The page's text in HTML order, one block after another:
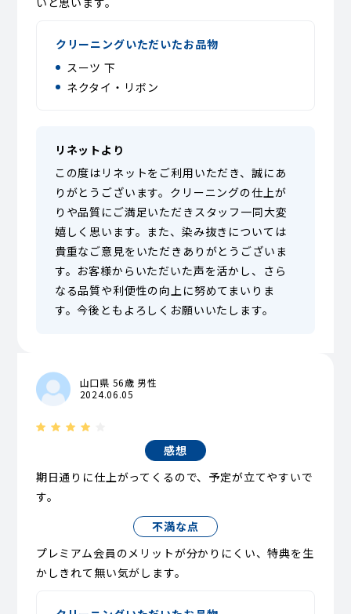
クリーニングいただいたお品物
スーツ 下
ネクタイ・リボン
リネットより
この度はリネットをご利用いただき、誠にあ
りがとうございます。クリーニングの仕上が
りや品質にご満足いただきスタッフ一同大変
嬉しく思います。また、染み抜きについては
貴重なご意見をいただきありがとうございま
す。お客様からいただいた声を活かし、さら
なる品質や利便性の向上に努めてまいりま
す。今後ともよろしくお願いいたします。
山口県 56歳 男性
2024.06.05
感想
期日通りに仕上がってくるので、予定が立てやすいで
す。
不満な点
プレミアム会員のメリットが分かりにくい、特典を生
かしきれて無い気がします。